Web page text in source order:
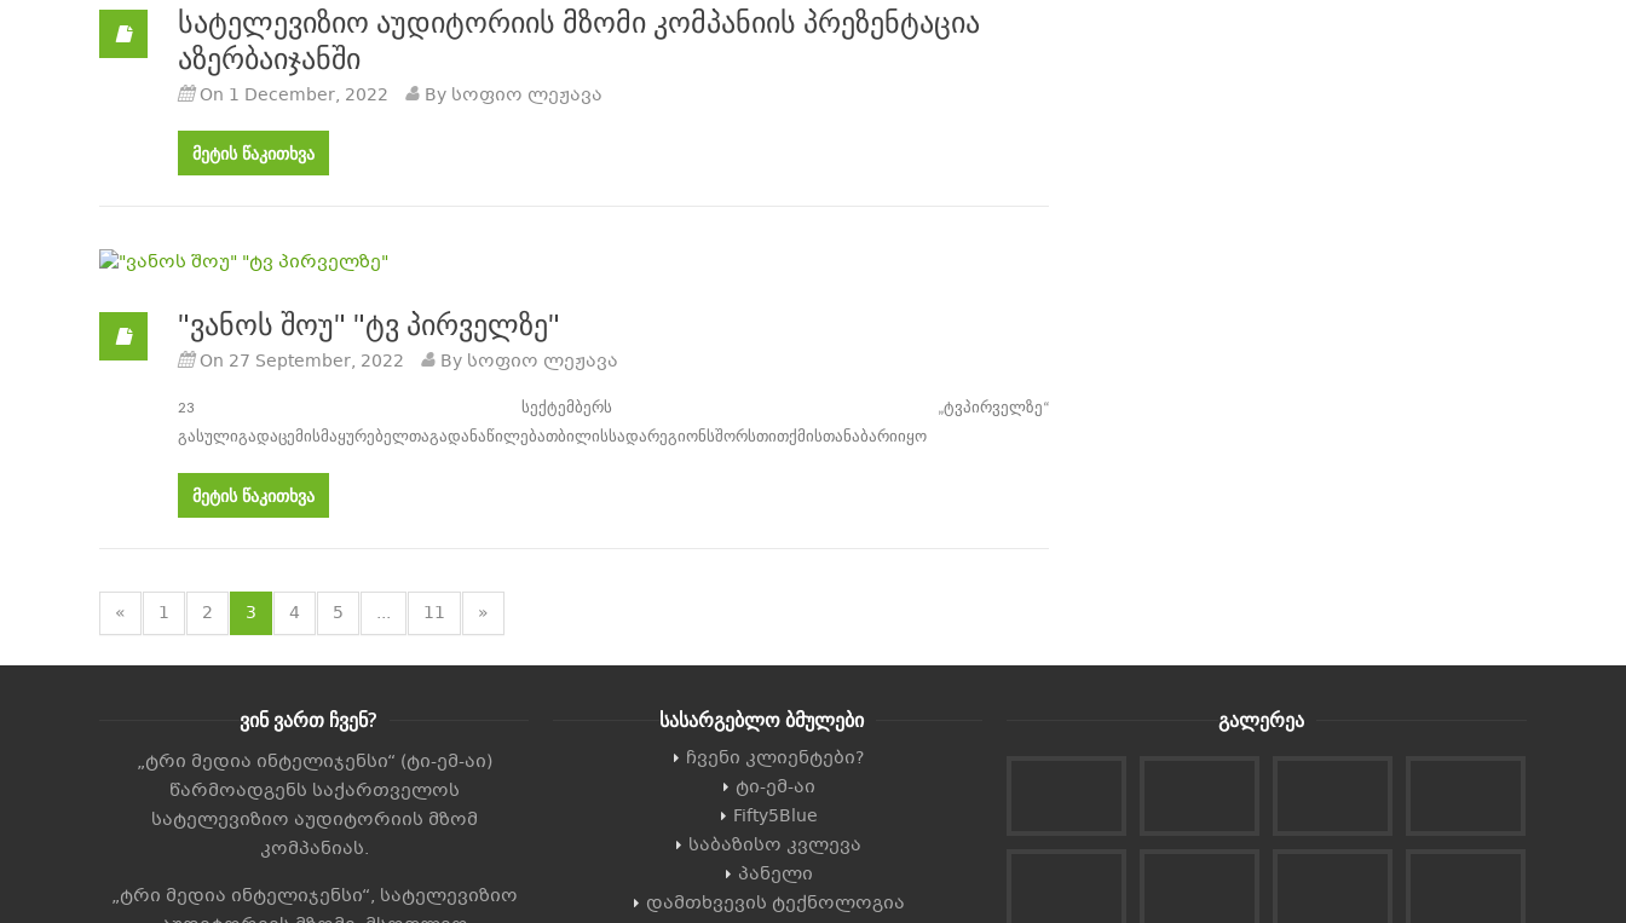
სატელევიზიო აუდიტორიის მზომი კომპანიის პრეზენტაცია
აზერბაიჯანში
On 1 December, 2022 By სოფიო ლეჟავა
მეტის წაკითხვა
"ვანოს შოუ" "ტვ პირველზე"
On 27 September, 2022 By სოფიო ლეჟავა
23 სექტემბერს „ტვპირველზე“
გასულიგადაცემისმაყურებელთაგადანაწილებათბილისსადარეგიონსშორსთითქმისთანაბარიიყო
მეტის წაკითხვა
« 1 2 3 4 5 ... 11 »
ვინ ვართ ჩვენ?
„ტრი მედია ინტელიჯენსი“ (ტი-ემ-აი)
წარმოადგენს საქართველოს
სატელევიზიო აუდიტორიის მზომ
კომპანიას.
„ტრი მედია ინტელიჯენსი“, სატელევიზიო
სასარგებლო ბმულები
ჩვენი კლიენტები?
ტი-ემ-აი
Fifty5Blue
საბაზისო კვლევა
პანელი
დამთხვევის ტექნოლოგია
გალერეა